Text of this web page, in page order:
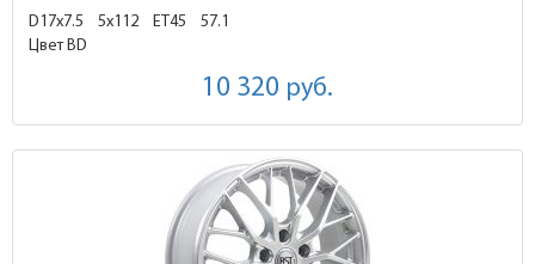
D17x7.5 5x112 ET45
57.1
Цвет BD
10 320 руб.